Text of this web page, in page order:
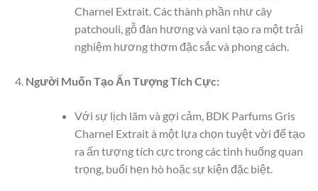
Charnel Extrait. Các thành phần như cây
patchouli, gỗ đàn hương và vani tạo ra một trải
nghiệm hương thơm đặc sắc và phong cách.
Người Muốn Tạo Ấn Tượng Tích Cực:
Với sự lịch lãm và gợi cảm, BDK Parfums Gris
Charnel Extrait à một lựa chọn tuyệt vời để tạo
ra ấn tượng tích cực trong các tình huống quan
trọng, buổi hẹn hò hoặc sự kiện đặc biệt.